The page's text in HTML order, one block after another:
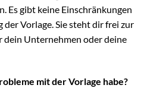
Es gibt keine Einschränkungen
Vorlage. Sie steht dir frei zur
dein Unternehmen oder deine
mit der Vorlage habe?